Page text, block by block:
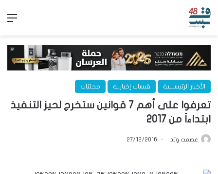
الأخبار الرئيســـية قبسات إخبارية محليّات
تعرفوا على أهم 7 قوانين ستخرج لحيز التنفيذ
ابتداءاً من 2017
عصمت وتد 27/12/2016